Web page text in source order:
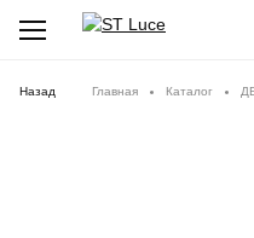
Назад Главная Каталог